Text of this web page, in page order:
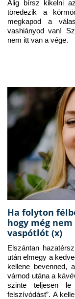
Alig bírsz kikelni
töredezik a
megkapod a
vashiányod van!
nem itt van a vége.
Ha folyton
hogy még
vaspótlót (x)
Elszántan
után elmegy a
kellene bevenned,
várnod utána a
szinte teljesen le
felszívódást”. A